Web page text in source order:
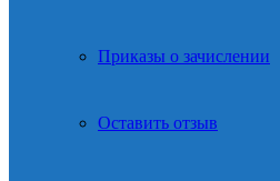
Приказы о зачислении
Оставить отзыв